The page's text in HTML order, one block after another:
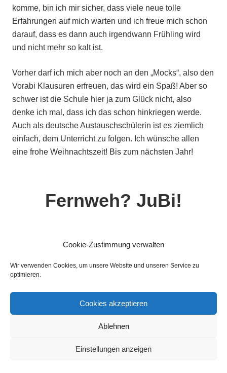
Cookie-Zustimmung verwalten
Wir verwenden Cookies, um unsere Website und unseren Service zu
optimieren.
Cookies akzeptieren
Ablehnen
Einstellungen anzeigen
komme, bin ich mir sicher, dass viele neue tolle
Erfahrungen auf mich warten und ich freue mich schon
darauf, dass es dann auch irgendwann Frühling wird
und nicht mehr so kalt ist.
Vorher darf ich mich aber noch an den „Mocks“, also den
Vorabi Klausuren erfreuen, das wird ein Spaß! Aber so
schwer ist die Schule hier ja zum Glück nicht, also
denke ich mal, dass ich das schon hinkriegen werde.
Auch als deutsche Austauschschülerin ist es ziemlich
einfach, dem Unterricht zu folgen. Ich wünsche allen
eine frohe Weihnachtszeit! Bis zum nächsten Jahr!
Fernweh? JuBi!
Mein Eindruck von der britischen Mentalität
Nachdem ich nun schon über ein halbes Jahr in